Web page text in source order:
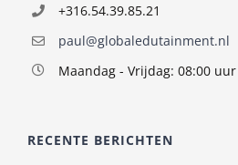
+316.54.39.85.21
paul@globaledutainment.nl
Maandag - Vrijdag: 08:00
RECENTE BERICHTEN